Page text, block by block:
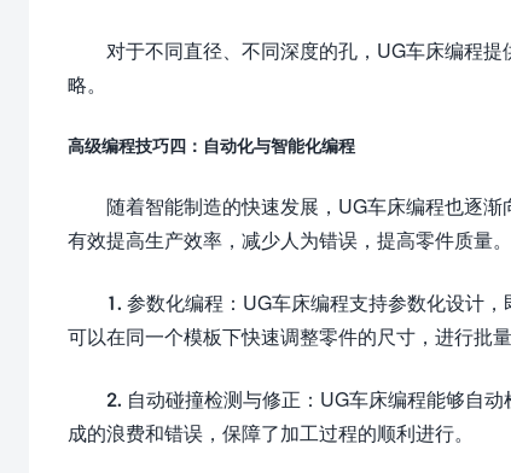
对于不同直径、不同深度的孔，UG车床编程
略。
高级编程技巧四：自动化与智能化编程
随着智能制造的快速发展，UG车床编程也逐
有效提高生产效率，减少人为错误，提高零件质量。
1. 参数化编程：UG车床编程支持参数化设计
可以在同一个模板下快速调整零件的尺寸，进行批量
2. 自动碰撞检测与修正：UG车床编程能够自
成的浪费和错误，保障了加工过程的顺利进行。